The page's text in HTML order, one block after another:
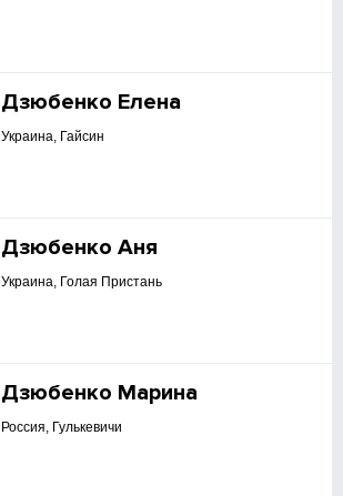
Дзюбенко Елена
Украина, Гайсин
Дзюбенко Аня
Украина, Голая Пристань
Дзюбенко Марина
Россия, Гулькевичи